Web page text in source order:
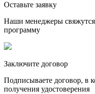
Оставьте заявку
Наши менеджеры
программу
Заключите договор
Подписываете договор, в
получения удостоверения